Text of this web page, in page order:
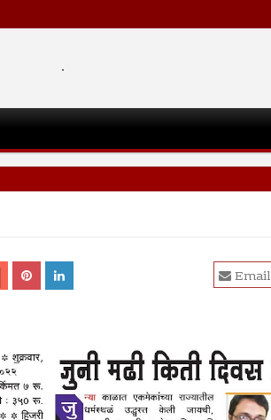
.
Email